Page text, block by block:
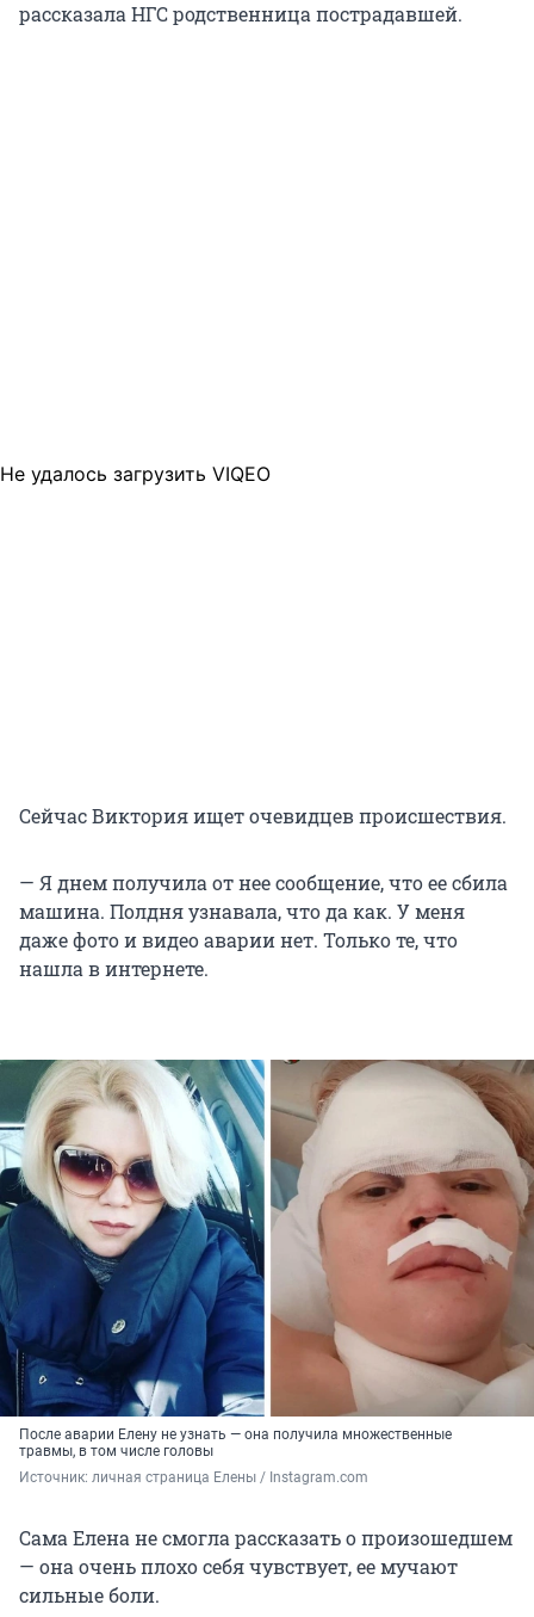
рассказала НГС родственница пострадавшей.
Не удалось загрузить VIQEO
Сейчас Виктория ищет очевидцев происшествия.
— Я днем получила от нее сообщение, что ее сбила
машина. Полдня узнавала, что да как. У меня
даже фото и видео аварии нет. Только те, что
нашла в интернете.
После аварии Елену не узнать — она получила множественные
травмы, в том числе головы
Источник: личная страница Елены / Instagram.com
Сама Елена не смогла рассказать о произошедшем
— она очень плохо себя чувствует, ее мучают
сильные боли.